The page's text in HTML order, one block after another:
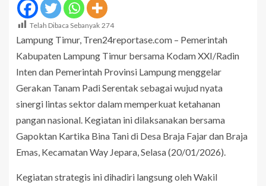
Telah Dibaca Sebanyak 274
Lampung Timur, Tren24reportase.com – Pemerintah
Kabupaten Lampung Timur bersama Kodam XXI/Radin
Inten dan Pemerintah Provinsi Lampung menggelar
Gerakan Tanam Padi Serentak sebagai wujud nyata
sinergi lintas sektor dalam memperkuat ketahanan
pangan nasional. Kegiatan ini dilaksanakan bersama
Gapoktan Kartika Bina Tani di Desa Braja Fajar dan Braja
Emas, Kecamatan Way Jepara, Selasa (20/01/2026).
Kegiatan strategis ini dihadiri langsung oleh Wakil